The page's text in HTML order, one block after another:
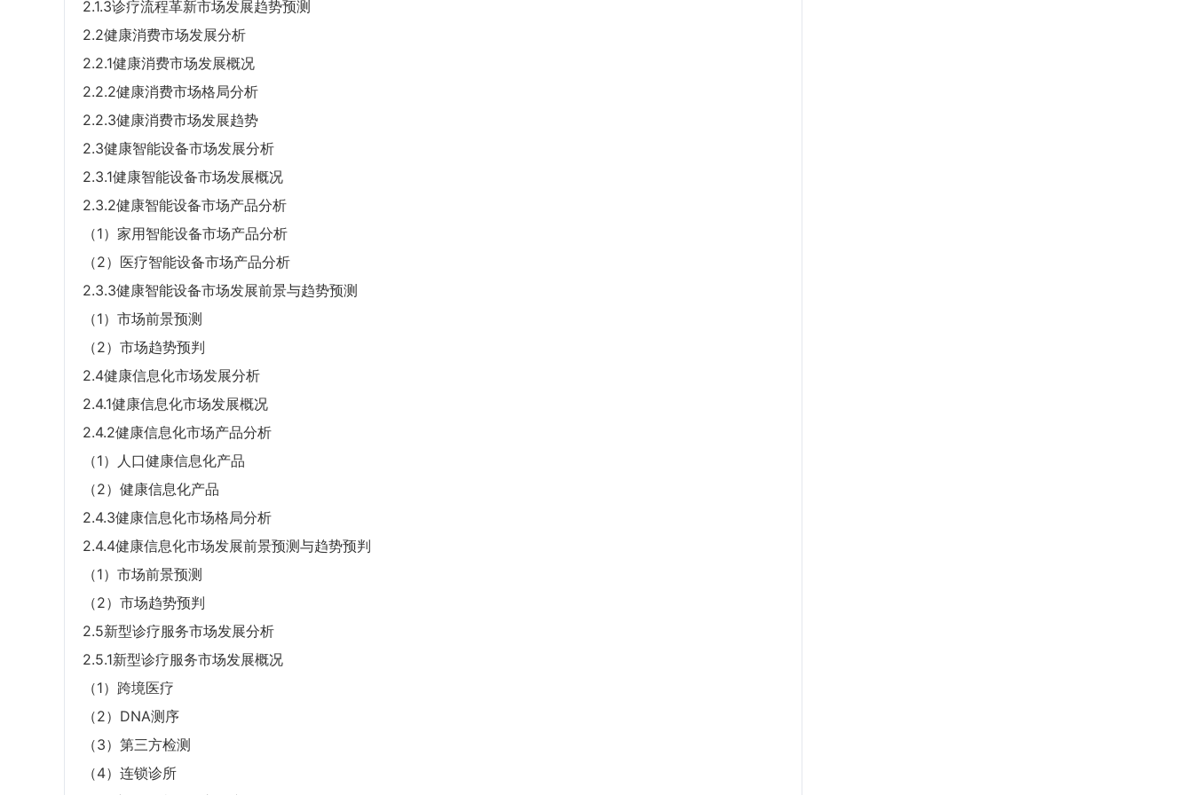
2.1.3诊疗流程革新市场发展趋势预测
2.2健康消费市场发展分析
2.2.1健康消费市场发展概况
2.2.2健康消费市场格局分析
2.2.3健康消费市场发展趋势
2.3健康智能设备市场发展分析
2.3.1健康智能设备市场发展概况
2.3.2健康智能设备市场产品分析
（1）家用智能设备市场产品分析
（2）医疗智能设备市场产品分析
2.3.3健康智能设备市场发展前景与趋势预测
（1）市场前景预测
（2）市场趋势预判
2.4健康信息化市场发展分析
2.4.1健康信息化市场发展概况
2.4.2健康信息化市场产品分析
（1）人口健康信息化产品
（2）健康信息化产品
2.4.3健康信息化市场格局分析
2.4.4健康信息化市场发展前景预测与趋势预判
（1）市场前景预测
（2）市场趋势预判
2.5新型诊疗服务市场发展分析
2.5.1新型诊疗服务市场发展概况
（1）跨境医疗
（2）DNA测序
（3）第三方检测
（4）连锁诊所